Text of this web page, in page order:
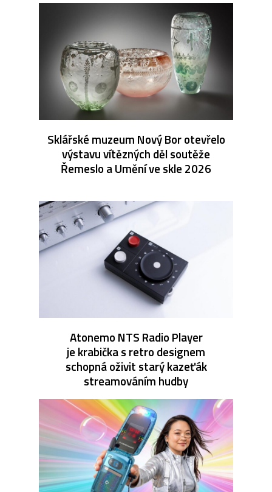
Sklářské muzeum Nový Bor otevřelo
výstavu vítězných děl soutěže
Řemeslo a Umění ve skle 2026
Atonemo NTS Radio Player
je krabička s retro designem
schopná oživit starý kazeťák
streamováním hudby